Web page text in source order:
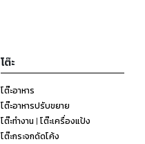
โต๊ะ
โต๊ะอาหาร
โต๊ะอาหารปรับขยาย
โต๊ะทำงาน | โต๊ะเครื่องแป้ง
โต๊ะกระจกดัดโค้ง